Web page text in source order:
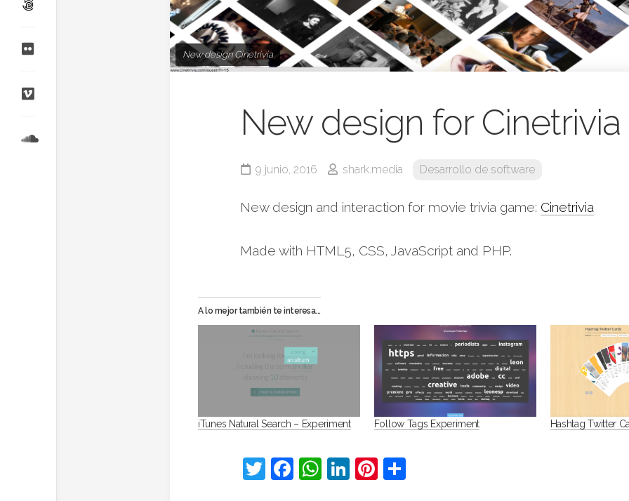
New design Cinetrivia
New design for Cinetrivia
9 junio, 2016 shark.media Desarrollo de software
New design and interaction for movie trivia game: Cinetrivia
Made with HTML5, CSS, JavaScript and PHP.
A lo mejor también te interesa...
iTunes Natural Search – Experiment Follow Tags Experiment Hashtag Twitter
Twitter
Facebook
WhatsApp
LinkedIn
Pinterest